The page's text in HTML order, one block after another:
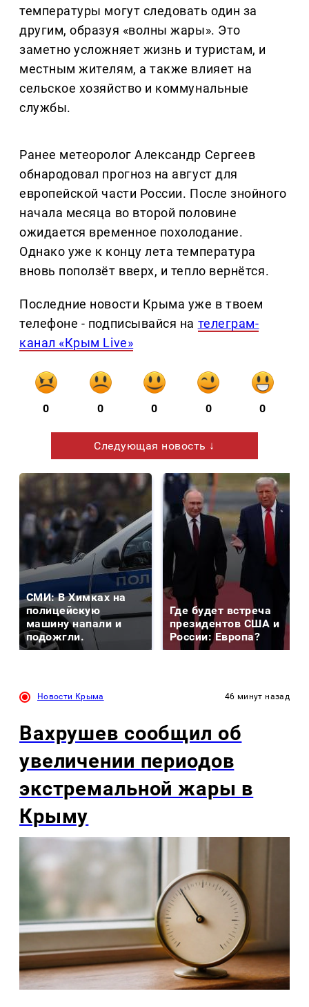
температуры могут следовать один за
другим, образуя «волны жары». Это
заметно усложняет жизнь и туристам, и
местным жителям, а также влияет на
сельское хозяйство и коммунальные
службы.
Ранее метеоролог Александр Сергеев
обнародовал прогноз на август для
европейской части России. После знойного
начала месяца во второй половине
ожидается временное похолодание.
Однако уже к концу лета температура
вновь поползёт вверх, и тепло вернётся.
Последние новости Крыма уже в твоем
телефоне - подписывайся на телеграм-
канал «Крым Live»
0 0 0 0 0
Следующая новость ↓
СМИ: В Химках на
полицейскую
машину напали и
подожгли.
Где будет встреча
президентов США и
России: Европа?
Новости Крыма 46 минут назад
Вахрушев сообщил об
увеличении периодов
экстремальной жары в
Крыму